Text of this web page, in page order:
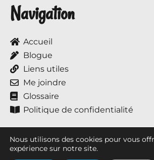
Navigation
Accueil
Blogue
Liens utiles
Me joindre
Glossaire
Politique de confidentialité
Nous utilisons des cookies pour vous
expérience sur notre site.